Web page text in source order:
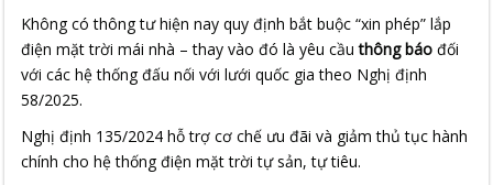
Không có thông tư hiện nay quy định bắt buộc “xin phép” lắp
điện mặt trời mái nhà – thay vào đó là yêu cầuthông báo đối
với các hệ thống đấu nối với lưới quốc gia theo Nghị định
58/2025.
Nghị định 135/2024 hỗ trợ cơ chế ưu đãi và giảm thủ tục hành
chính cho hệ thống điện mặt trời tự sản, tự tiêu.